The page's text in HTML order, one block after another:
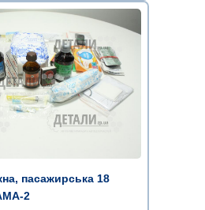
пасажирська 18
2